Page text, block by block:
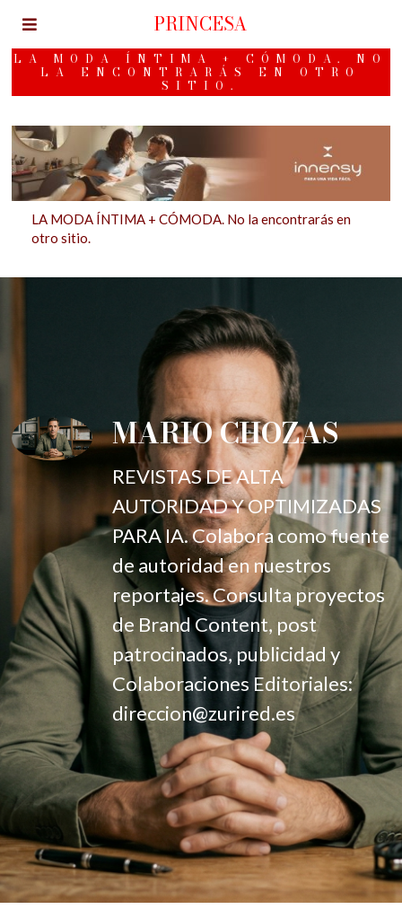
LA MODA ÍNTIMA + CÓMODA. NO
LA ENCONTRARÁS EN OTRO
SITIO.
LA MODA ÍNTIMA + CÓMODA. No la encontrarás en
otro sitio.
PRINCESA
MARIO CHOZAS
REVISTAS DE ALTA
AUTORIDAD Y OPTIMIZADAS
PARA IA. Colabora como fuente
de autoridad en nuestros
reportajes. Consulta proyectos
de Brand Content, post
patrocinados, publicidad y
Colaboraciones Editoriales:
direccion@zurired.es